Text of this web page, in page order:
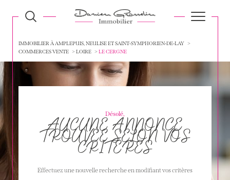
IMMOBILIER À AMPLEPUIS, NEULISE ET SAINT-SYMPHORIEN-DE-LAY
COMMERCES VENTE
LOIRE LE CERGNE
Désolé,
AUCUNE ANNONCE
TROUVÉE SELON VOS
CRITÈRES
Effectuez une nouvelle recherche en modifiant vos critères